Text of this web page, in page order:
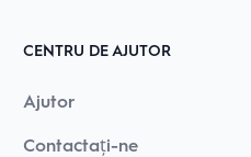
CENTRU DE AJUTOR
Ajutor
Contactați-ne